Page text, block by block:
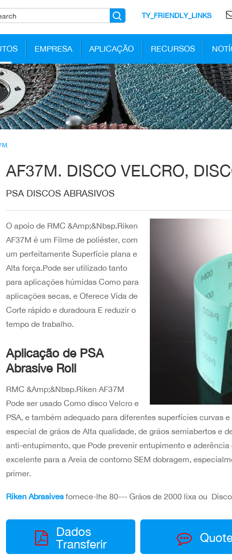
TY_FRIENDLY_LINKS
EMPRESA APLICAÇÃO RECURSOS
AF37M. DISCO VELCRO,
PSA DISCOS ABRASIVOS
O apoio de RMC &Amp;&Nbsp.Riken
AF37M é um Filme de poliéster, com
um perfeitamente Superfície plana e
Alta força.Pode ser utilizado tanto
para aplicações húmidas Como para
aplicações secas, e Oferece Vida de
Corte rápido e duradoura E reduzir o
tempo de trabalho.
Aplicação de PSA
Abrasive Roll
RMC &Amp;&Nbsp.Riken AF37M
Pode ser usado Como disco Velcro e
PSA, e também adequado para diferentes superfícies curvas
especial de grãos de Alta qualidade, de grãos semiabertos e
anti-entupimento, que Pode prevenir entupimento e
excelente para a Areia de contorno SEM dobragem,
primer.
Riken Abrasivesfornece-lhe 80--- Grãos de 2000 lixa ou
Dados
Transferir